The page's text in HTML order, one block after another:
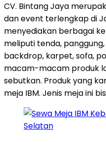
CV. Bintang Jaya
dan event terlengkap di
menyediakan berbagai
meliputi tenda,
backdrop, karpet, sofa,
macam-macam produk
sebutkan. Produk yang
meja IBM. Jenis meja ini